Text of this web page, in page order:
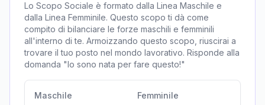
Lo Scopo Sociale è formato dalla Linea Maschile e
dalla Linea Femminile. Questo scopo ti dà come
compito di bilanciare le forze maschili e femminili
all'interno di te. Armoizzando questo scopo, riuscirai a
trovare il tuo posto nel mondo lavorativo. Risponde alla
domanda "Io sono nata per fare questo!"
Maschile Femminile